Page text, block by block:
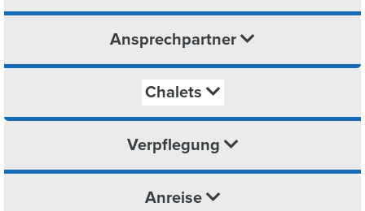
Ansprechpartner
Chalets
Verpflegung
Anreise